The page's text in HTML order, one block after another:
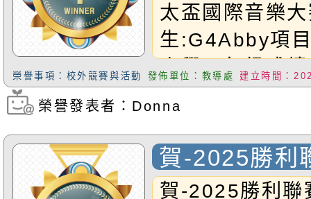
太盃國際音樂
生:G4Abby項
小學四年級成
恭禧Abby同學!
榮譽事項：校外競賽與活動 發佈單位：教導處 建立時間：
瀏覽次數：332
榮譽發表者：Donna
賀-2025勝利
Victory
賀-2025勝利聯